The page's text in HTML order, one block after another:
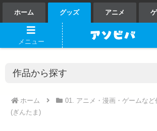
ホーム グッズ アニメ
ホーム 01. アニメ・漫画・ゲームなど
(ぎんたま)
メニュー